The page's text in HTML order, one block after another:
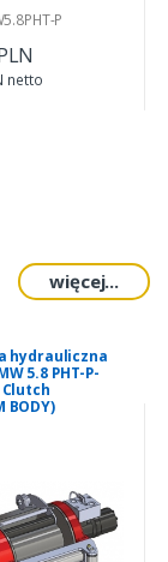
P
netto
więcej...
hydrauliczna
5.8 PHT-P-
BODY)